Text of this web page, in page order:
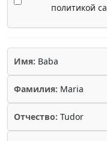
политикой
Имя: Baba
Фамилия: Maria
Отчество: Tudor